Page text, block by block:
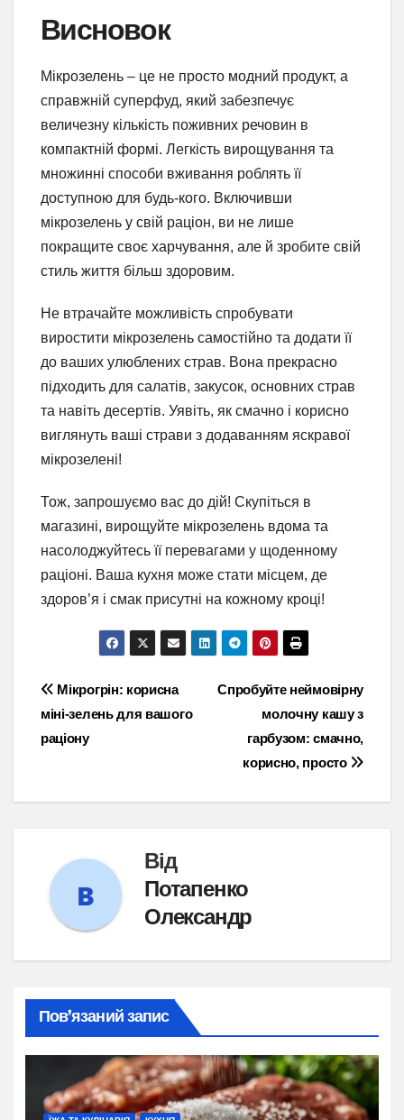
Висновок
Мікрозелень – це не просто модний продукт, а
справжній суперфуд, який забезпечує
величезну кількість поживних речовин в
компактній формі. Легкість вирощування та
множинні способи вживання роблять її
доступною для будь-кого. Включивши
мікрозелень у свій раціон, ви не лише
покращите своє харчування, але й зробите свій
стиль життя більш здоровим.
Не втрачайте можливість спробувати
виростити мікрозелень самостійно та додати її
до ваших улюблених страв. Вона прекрасно
підходить для салатів, закусок, основних страв
та навіть десертів. Уявіть, як смачно і корисно
виглянуть ваші страви з додаванням яскравої
мікрозелені!
Тож, запрошуємо вас до дій! Скупіться в
магазині, вирощуйте мікрозелень вдома та
насолоджуйтесь її перевагами у щоденному
раціоні. Ваша кухня може стати місцем, де
здоров’я і смак присутні на кожному кроці!
Навігація
записів
Спробуйте неймовірну
молочну кашу з
гарбузом: смачно,
корисно, просто
Мікрогрін: корисна
міні-зелень для вашого
раціону
Від
Потапенко
Олександр
Пов’язаний запис